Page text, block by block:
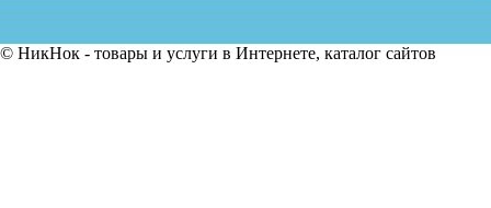
© НикНок - товары и услуги в Интернете, каталог сайтов